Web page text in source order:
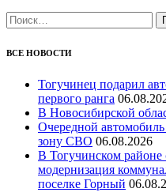
Найти:
ВСЕ НОВОСТИ
Тогучинец подарил
первого ранга
В Новосибирской
Очередной
зону СВО 06.08.2026
В Тогучинском районе
модернизация
поселке Горный